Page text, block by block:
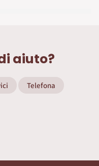
aiuto?
Telefona